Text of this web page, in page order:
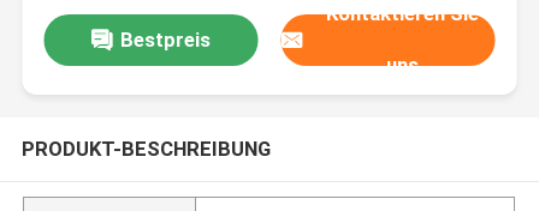
Bestpreis
Kontaktieren Sie
uns
PRODUKT-BESCHREIBUNG